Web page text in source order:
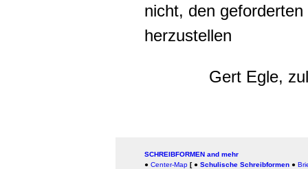
nicht, den
herzustellen
Gert Egle,
SCHREIBFORMEN and mehr
● Center-Map [● Schulische Schreibformen ●